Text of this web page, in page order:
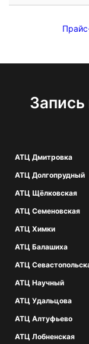
АТЦ Дмитровка
АТЦ Долгопрудный
АТЦ Щёлковская
АТЦ Семеновская
АТЦ Химки
АТЦ Балашиха
АТЦ
АТЦ Научный
АТЦ Удальцова
АТЦ Алтуфьево
АТЦ Лобненская